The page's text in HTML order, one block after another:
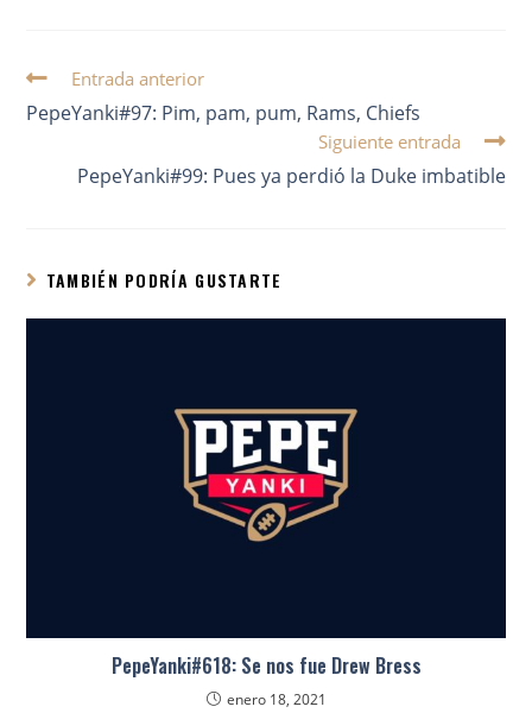
Entrada anterior
PepeYanki#97: Pim, pam, pum, Rams, Chiefs
Siguiente entrada
PepeYanki#99: Pues ya perdió la Duke imbatible
TAMBIÉN PODRÍA GUSTARTE
PepeYanki#618: Se nos fue Drew Bress
enero 18, 2021